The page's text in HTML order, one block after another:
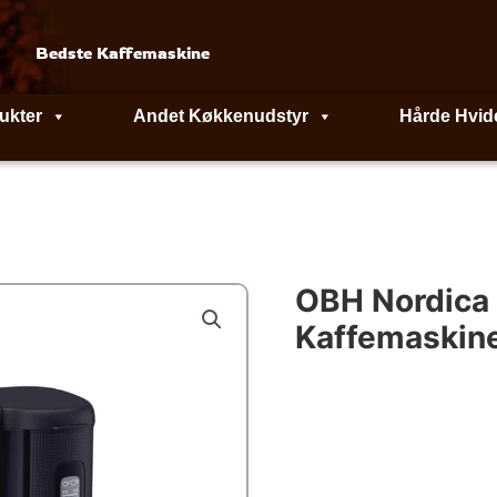
Bedste Kaffemaskine
Andet Køkkenudstyr Hårde
OBH